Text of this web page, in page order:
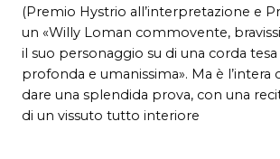
(Premio Hystrio all’interpretazione e
un «Willy Loman commovente,
il suo personaggio su di una corda
profonda e umanissima». Ma è l’intera
dare una splendida prova, con una
di un vissuto tutto interiore